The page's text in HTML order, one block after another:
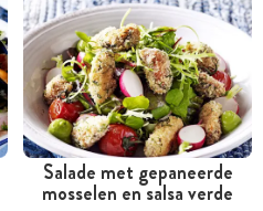
Tussen 30 minuten en 1
Salade met gepaneerde
mosselen en salsa verde